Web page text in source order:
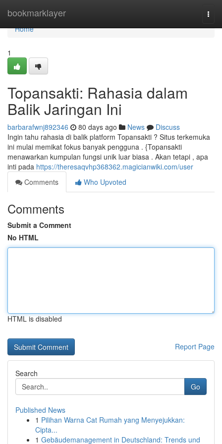
bookmarklayer
Home
Home
1
Topansakti: Rahasia dalam
Balik Jaringan Ini
barbarafwnj892346 80 days ago News
Discuss
Ingin tahu rahasia di balik platform Topansakti ? Situs terkemuka
ini mulai memikat fokus banyak pengguna . {Topansakti
menawarkan kumpulan fungsi unik luar biasa . Akan tetapi , apa
inti pada https://theresaqvhp368362.magicianwiki.com/user
Comments
Who Upvoted
Comments
Submit a Comment
No HTML
HTML is disabled
Report Page
Search
Go
Published News
1 Pilihan Warna Cat Rumah yang Menyejukkan:
Cipta...
1 Gebäudemanagement in Deutschland: Trends und